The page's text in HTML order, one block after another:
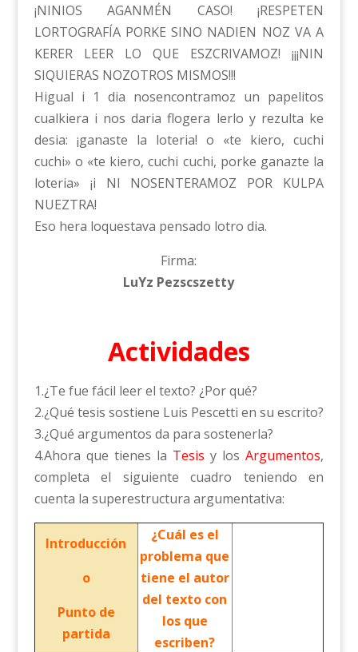
¡NINIOS AGANMÉN CASO! ¡RESPETEN
LORTOGRAFÍA PORKE SINO NADIEN NOZ VA A
KERER LEER LO QUE ESZCRIVAMOZ! ¡¡¡NIN
SIQUIERAS NOZOTROS MISMOS!!!
Higual i 1 dia nosencontramoz un papelitos
cualkiera i nos daria flogera lerlo y rezulta ke
desia: ¡ganaste la loteria! o «te kiero, cuchi
cuchi» o «te kiero, cuchi cuchi, porke ganazte la
loteria» ¡i NI NOSENTERAMOZ POR KULPA
NUEZTRA!
Eso hera loquestava pensado lotro dia.
Firma:
LuYz Pezscszetty
Actividades
1.¿Te fue fácil leer el texto? ¿Por qué?
2.¿Qué tesis sostiene Luis Pescetti en su escrito?
3.¿Qué argumentos da para sostenerla?
4.Ahora que tienes la Tesis y losArgumentos,
completa el siguiente cuadro teniendo en
cuenta la superestructura argumentativa:
Introducción
o
Punto de
partida
¿Cuál es el
problema que
tiene el autor
del texto con
los que
escriben?